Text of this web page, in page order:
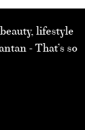
lifestyle
- That’s so